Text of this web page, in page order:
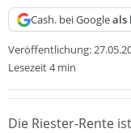
Cash. bei Googleals
Veröffentlichung:
Lesezeit 4 min
Die Riester-Rente